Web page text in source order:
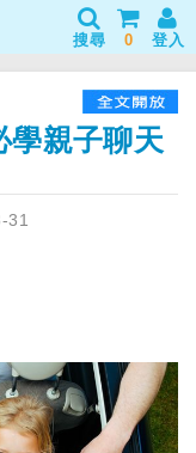
搜尋 0 登入
學親子聊天
31